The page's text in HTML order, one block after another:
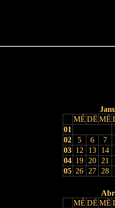
MÉ DË MË
01
02
5 6 7
03 12 13 14
04 19 20 21
05 26 27 28
MÉ DË MË